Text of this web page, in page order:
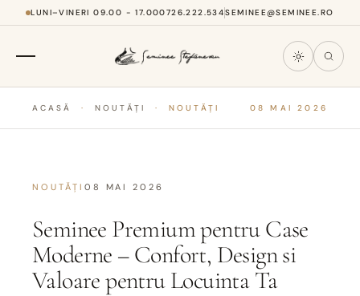
LUNI–VINERI 09.00 - 17.000726.222.534SEMINEE@SEMINEE.RO
ACASĂ · NOUTĂȚI · NOUTĂȚI 08 MAI 2026
NOUTĂȚI08 MAI 2026
Seminee Premium pentru Case
Moderne – Confort, Design si
Valoare pentru Locuinta Ta